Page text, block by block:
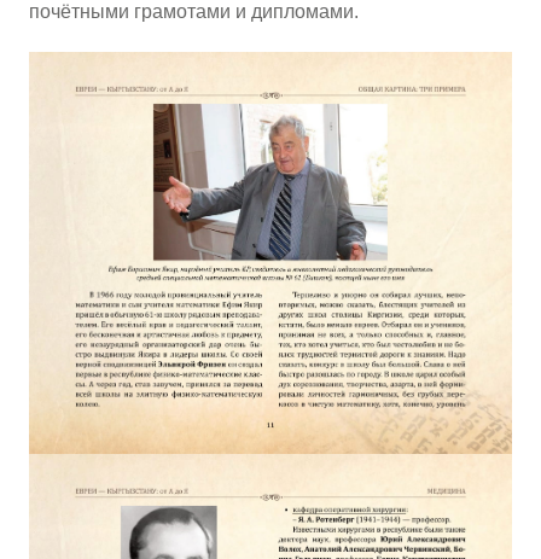
почётными грамотами и дипломами.